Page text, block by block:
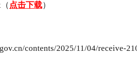
点击下载）
contents/2025/11/04/receive-